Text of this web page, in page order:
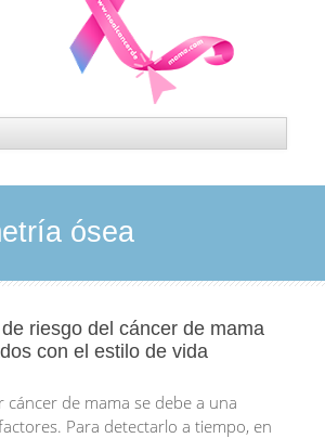
ósea
riesgo del cáncer de mama
con el estilo de vida
cáncer de mama se debe a una
Para detectarlo a tiempo, en